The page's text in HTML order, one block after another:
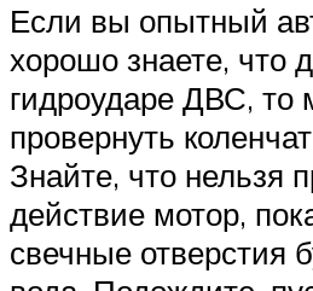
Если вы опытный
хорошо знаете, что
гидроударе ДВС, то
провернуть
Знайте, что нельзя
действие мотор,
свечные отверстия